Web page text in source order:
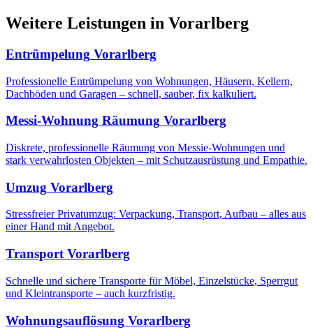
Weitere Leistungen in Vorarlberg
Entrümpelung Vorarlberg
Professionelle Entrümpelung von Wohnungen, Häusern, Kellern,
Dachböden und Garagen – schnell, sauber, fix kalkuliert.
Messi-Wohnung Räumung Vorarlberg
Diskrete, professionelle Räumung von Messie-Wohnungen und
stark verwahrlosten Objekten – mit Schutzausrüstung und Empathie.
Umzug Vorarlberg
Stressfreier Privatumzug: Verpackung, Transport, Aufbau – alles aus
einer Hand mit Angebot.
Transport Vorarlberg
Schnelle und sichere Transporte für Möbel, Einzelstücke, Sperrgut
und Kleintransporte – auch kurzfristig.
Wohnungsauflösung Vorarlberg